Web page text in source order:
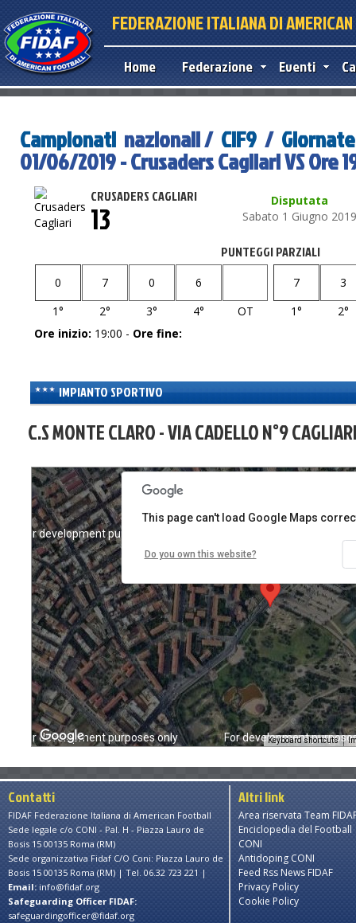
FEDERAZIONE ITALIANA DI
Home Federazione Eventi
Campionati nazionali / CIF9 / Giornate
01/06/2019 - Crusaders Cagliari VS Ore
CRUSADERS CAGLIARI
Disputata
Sabato 1 Giugno 2019
13
PUNTEGGI PARZIALI
0 7 0
6
1°
2° 3° 4° OT
7
3
1°
2°
Ore inizio: 19:00 - Ore fine:
IMPIANTO SPORTIVO
C.S MONTE CLARO - VIA CADELLO N°9
For development
For development purposes only
For development purposes only
Keyboard shortcuts
This page can't load Google Maps
Do you own this website?
Contatti
FIDAF Federazione Italiana di American Football
Sede legale c/o CONI - Pal. H - Piazza Lauro de
Bosis 15 00135 Roma (RM)
Sede organizzativa Fidaf C/O Coni: Piazza Lauro de
Bosis 15 00135 Roma (RM) | Tel. 06.32 723 221 |
Email: info@fidaf.org
Safeguarding Officer FIDAF:
safeguardingofficer@fidaf.org
Altri link
Area riservata Team
Enciclopedia del Football
CONI
Antidoping CONI
Feed Rss News FIDAF
Privacy Policy
Cookie Policy